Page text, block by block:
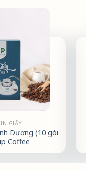
GIẤY
Dương (10 gói
Coffee